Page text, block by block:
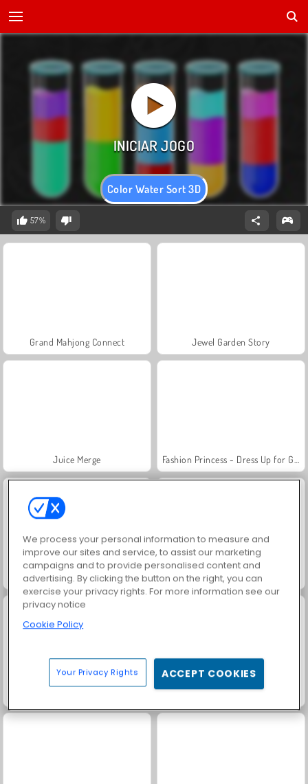
Color Water Sort 3D
57%
Grand Mahjong Connect Jewel Garden Story
Juice Merge
Paciência FRVR Scala 40
We process your personal information to measure and
improve our sites and service, to assist our marketing
campaigns and to provide personalised content and
advertising. By clicking the button on the right, you can
exercise your privacy rights. For more information see our
privacy notice
Cookie Policy
Your Privacy Rights ACCEPT COOKIES